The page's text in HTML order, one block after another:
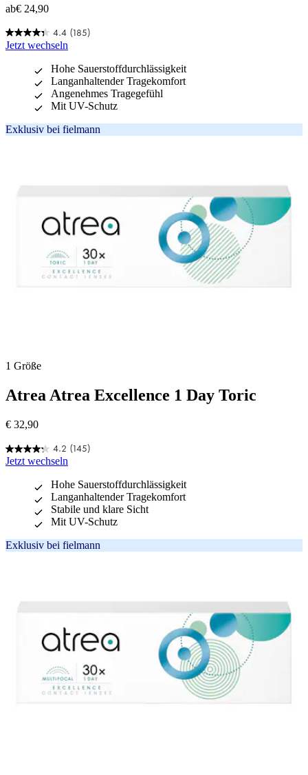
ab€ 24,90
4.4 (185)
4.4
von
Sternen.
Bewertungen
Jetzt wechseln
Hohe Sauerstoffdurchlässigkeit
Langanhaltender Tragekomfort
Angenehmes Tragegefühl
Mit UV-Schutz
Exklusiv bei fielmann
1 Größe
Atrea Atrea Excellence 1 Day Toric
€ 32,90
4.2 (145)
4.2
von
Sternen.
Bewertungen
Jetzt wechseln
Hohe Sauerstoffdurchlässigkeit
Langanhaltender Tragekomfort
Stabile und klare Sicht
Mit UV-Schutz
Exklusiv bei fielmann